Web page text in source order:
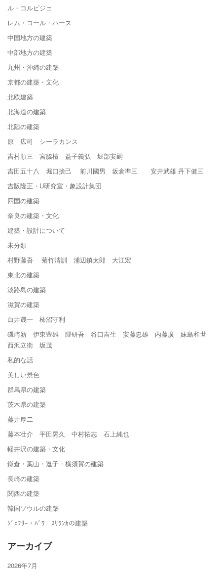
ル・コルビジェ
レム・コール・ハース
中国地方の建築
中部地方の建築
九州・沖縄の建築
京都の建築・文化
北欧建築
北海道の建築
北陸の建築
原 広司 シーラカンス
吉村順三 宮脇檀 益子義弘 堀部安嗣
吉田五十八 堀口捨己 前川國男 坂倉準三 安井武雄 丹下健三
吉阪隆正・U研究室・象設計集団
四国の建築
奈良の建築・文化
建築・設計について
未分類
村野藤吾 菊竹清訓 浦辺鎮太郎 大江宏
東北の建築
淡路島の建築
滋賀の建築
白井晟一 柿沼守利
磯崎新 伊東豊雄 隈研吾 谷口吉生 安藤忠雄 内藤廣 妹島和世
西沢立衛 坂茂
私的な話
美しい景色
群馬県の建築
茨木県の建築
藤井厚二
藤本壮介 平田晃久 中村拓志 石上純也
軽井沢の建築・文化
鎌倉・葉山・逗子・横須賀の建築
長崎の建築
関西の建築
韓国ソウルの建築
ｼﾞｪﾌﾘｰ・ﾊﾞﾜ ｽﾘﾗﾝｶの建築
アーカイブ
2026年7月